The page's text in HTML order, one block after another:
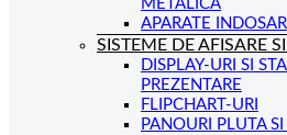
METALICA
APARATE
SISTEME DE AFISARE
DISPLAY-URI SI
PREZENTARE
FLIPCHART-URI
PANOURI PLUTA SI